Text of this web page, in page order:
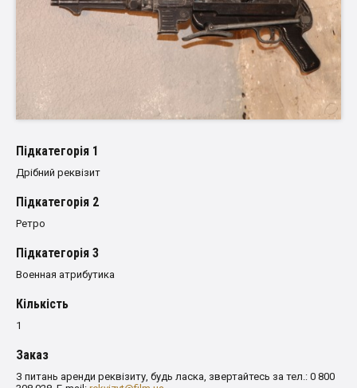
Пiдкатегорiя 1
Дрібний реквізит
Пiдкатегорiя 2
Ретро
Пiдкатегорiя 3
Военная атрибутика
Кількість
1
Заказ
З питань аренди реквізиту, будь ласка, звертайтесь за тел.: 0 800